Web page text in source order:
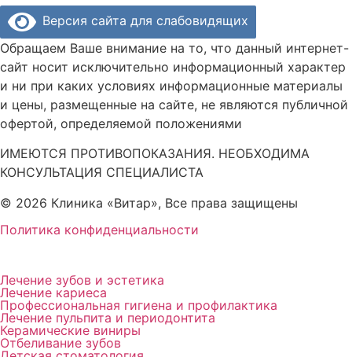
Версия сайта для слабовидящих
Обращаем Ваше внимание на то, что данный интернет-
сайт носит исключительно информационный характер
и ни при каких условиях информационные материалы
и цены, размещенные на сайте, не являются публичной
офертой, определяемой положениями
ИМЕЮТСЯ ПРОТИВОПОКАЗАНИЯ. НЕОБХОДИМА
КОНСУЛЬТАЦИЯ СПЕЦИАЛИСТА
© 2026 Клиника «Витар», Все права защищены
Политика конфиденциальности
Лечение зубов и эстетика
Лечение кариеса
Профессиональная гигиена и профилактика
Лечение пульпита и периодонтита
Керамические виниры
Отбеливание зубов